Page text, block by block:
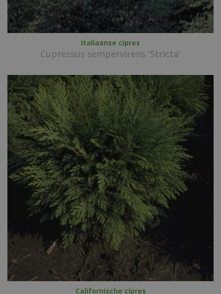
Italiaanse cipres
Cupressus sempervirens 'Stricta'
Californische cipres